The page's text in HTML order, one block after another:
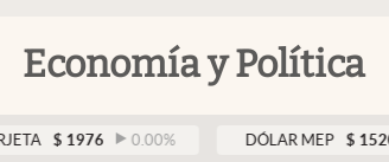
Economía y Política
1976 0.00% DÓLAR MEP $ 1520,13